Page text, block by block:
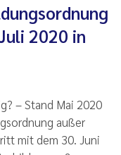
2020 in
– Stand Mai 2020
außer
mit dem 30. Juni